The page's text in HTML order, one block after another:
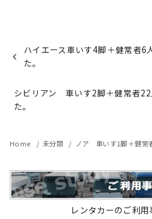
ハイエース車いす4脚＋健常者6
た。
シビリアン 車いす2脚＋健常者
た。
Home 未分類 ノア 車いす1脚＋健常者5
レンタカーのご利